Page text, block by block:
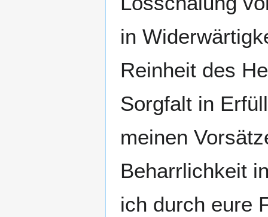
in
Reinheit des
Sorgfalt in
meinen
Beharrlichkeit
ich durch eure